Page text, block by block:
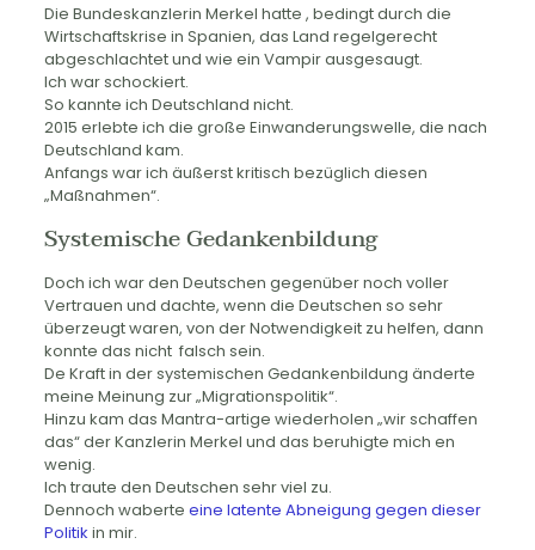
Die Bundeskanzlerin Merkel hatte , bedingt durch die
Wirtschaftskrise in Spanien, das Land regelgerecht
abgeschlachtet und wie ein Vampir ausgesaugt.
Ich war schockiert.
So kannte ich Deutschland nicht.
2015 erlebte ich die große Einwanderungswelle, die nach
Deutschland kam.
Anfangs war ich äußerst kritisch bezüglich diesen
„Maßnahmen“.
Systemische Gedankenbildung
Doch ich war den Deutschen gegenüber noch voller
Vertrauen und dachte, wenn die Deutschen so sehr
überzeugt waren, von der Notwendigkeit zu helfen, dann
konnte das nicht falsch sein.
De Kraft in der systemischen Gedankenbildung änderte
meine Meinung zur „Migrationspolitik“.
Hinzu kam das Mantra-artige wiederholen „wir schaffen
das“ der Kanzlerin Merkel und das beruhigte mich en
wenig.
Ich traute den Deutschen sehr viel zu.
Dennoch waberte eine latente Abneigung gegen dieser
Politik in mir.